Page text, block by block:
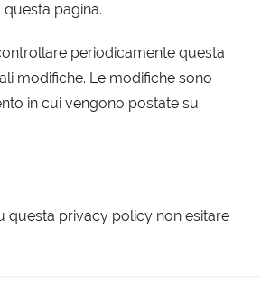
pagina.
periodicamente questa
modifiche. Le modifiche sono
in cui vengono postate su
questa privacy policy non esitare